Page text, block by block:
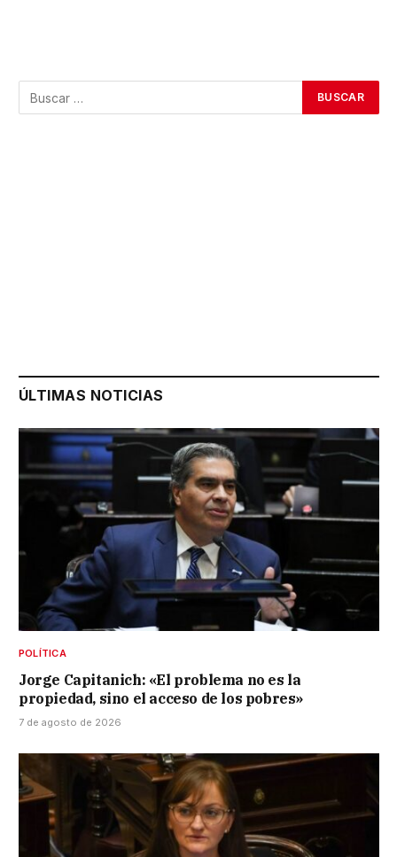
ÚLTIMAS NOTICIAS
POLÍTICA
Jorge Capitanich: «El problema no es la
propiedad, sino el acceso de los pobres»
7 de agosto de 2026